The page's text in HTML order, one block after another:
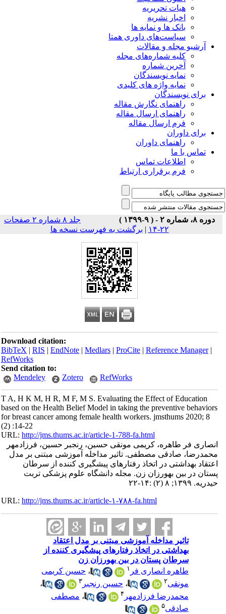
هیات تحریریه
اخبار نشریه
بانک ها و نمایه ها
سیاست‌های داوری همتا
مجله و مقالات
کلیه شماره‌های مجله
آخرین شماره
نمایه نویسندگان
نمایه واژه های کلیدی
نویسندگان
راهنمای نگارش مقاله
راهنمای ارسال مقاله
فرم ارسال مقاله
داوران
راهنمای داوران
با ما
اطلاعات تماس
فرم برقراری ارتباط
جلد ۸ شماره ۲ صفحات
برگشت به فهرست نسخه ها
Download citation:
BibTeX|RIS|EndNote| Medlars| ProCite|Reference
RefWorks
Send citation to:
Mendeley
Zotero RefWorks
T A, H K M, H R, M F, M S. Evaluating the Effect of
based on the Health Belief Model in taking the preventive
for breast cancer among female health workers. jmsthums
(2) :14-22
URL:http://jms.thums.ac.ir/article-1-788-fa.html
فر طاهره، کریمی مونقی حسین، رنجبر حسین، فرزادمهر
صادقی مصطفی. تاثیر مداخله آموزشی مبتنی بر مدل
بهداشتی در اتخاذ رفتارهای پیشگیری کننده از سرطان
در بین بهورزان زن. مجله دانشگاه علوم پزشکی تربت
URL:http://jms.thums.ac.ir/article-۱-۷۸۸-fa.html
تاثیر مداخله آموزشی مبتنی بر مدل اعتقاد
بهداشتی در اتخاذ رفتارهای پیشگیری کننده از
سرطان پستان در بین بهورزان زن
طاهره انصاری فر
، حسین کریمی
، حسین رنجبر
،
محمدرضا فرزادمهر
، مصطفی